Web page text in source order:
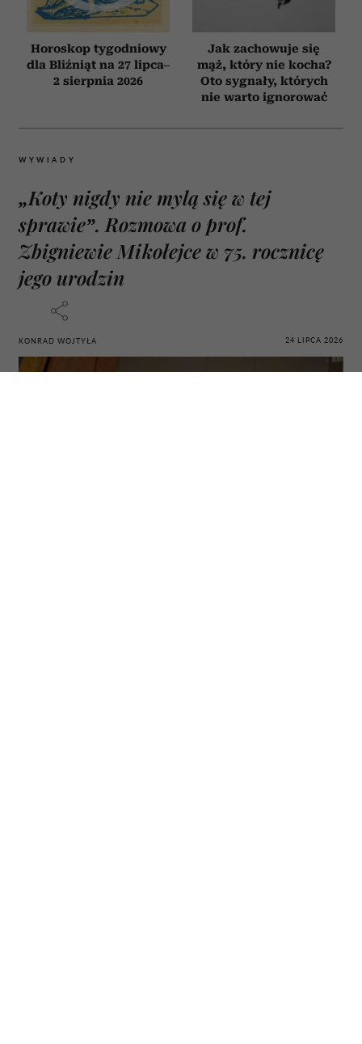
Horoskop tygodniowy
dla Bliźniąt na 27 lipca–
2 sierpnia 2026
Jak zachowuje się
mąż, który nie kocha?
Oto sygnały, których
nie warto ignorować
WYWIADY
„Koty nigdy nie mylą się w tej
sprawie”. Rozmowa o prof.
Zbigniewie Mikołejce w 75. rocznicę
jego urodzin
KONRAD WOJTYŁA 24 LIPCA 2026